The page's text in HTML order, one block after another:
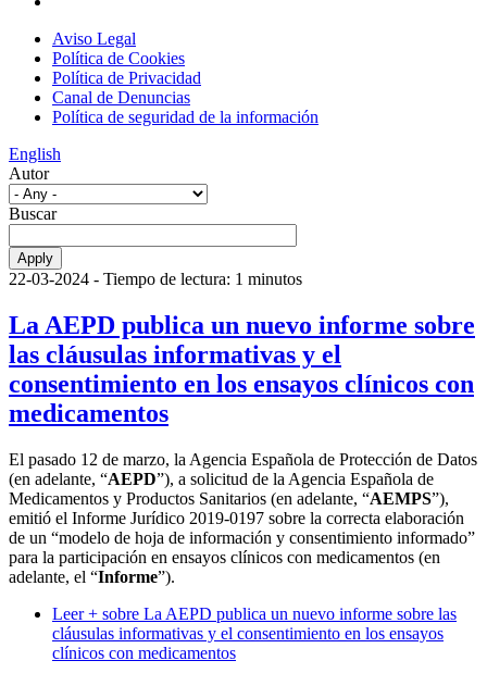
Aviso Legal
Política de Cookies
Política de Privacidad
Canal de Denuncias
Política de seguridad de la información
English
Autor
Buscar
22-03-2024 - Tiempo de lectura: 1 minutos
La AEPD publica un nuevo informe sobre
las cláusulas informativas y el
consentimiento en los ensayos clínicos con
medicamentos
El pasado 12 de marzo, la Agencia Española de Protección de Datos
(en adelante, “AEPD”), a solicitud de la Agencia Española de
Medicamentos y Productos Sanitarios (en adelante, “AEMPS”),
emitió el Informe Jurídico 2019-0197 sobre la correcta elaboración
de un “modelo de hoja de información y consentimiento informado”
para la participación en ensayos clínicos con medicamentos (en
adelante, el “Informe”).
Leer + sobre La AEPD publica un nuevo informe sobre las
cláusulas informativas y el consentimiento en los ensayos
clínicos con medicamentos